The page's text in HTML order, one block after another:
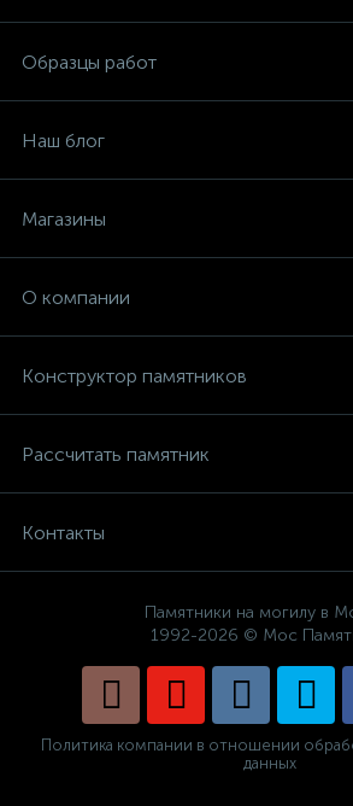
Образцы работ
Наш блог
Магазины
О компании
Конструктор памятников
Рассчитать памятник
Контакты
Памятники на могилу в
1992-2026 © Мос
Политика компании в отношении
данных